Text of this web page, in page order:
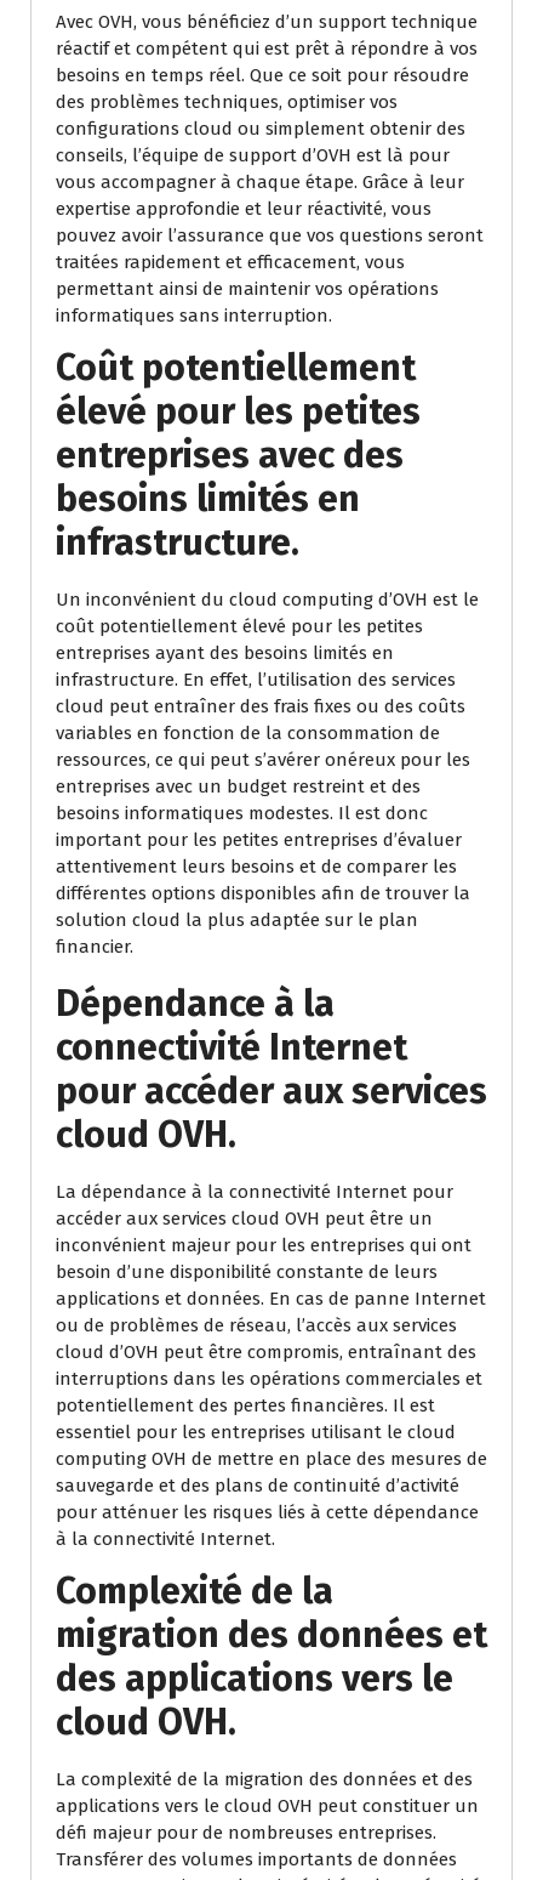
Avec OVH, vous bénéficiez d’un support technique
réactif et compétent qui est prêt à répondre à vos
besoins en temps réel. Que ce soit pour résoudre
des problèmes techniques, optimiser vos
configurations cloud ou simplement obtenir des
conseils, l’équipe de support d’OVH est là pour
vous accompagner à chaque étape. Grâce à leur
expertise approfondie et leur réactivité, vous
pouvez avoir l’assurance que vos questions seront
traitées rapidement et efficacement, vous
permettant ainsi de maintenir vos opérations
informatiques sans interruption.
Coût potentiellement
élevé pour les petites
entreprises avec des
besoins limités en
infrastructure.
Un inconvénient du cloud computing d’OVH est le
coût potentiellement élevé pour les petites
entreprises ayant des besoins limités en
infrastructure. En effet, l’utilisation des services
cloud peut entraîner des frais fixes ou des coûts
variables en fonction de la consommation de
ressources, ce qui peut s’avérer onéreux pour les
entreprises avec un budget restreint et des
besoins informatiques modestes. Il est donc
important pour les petites entreprises d’évaluer
attentivement leurs besoins et de comparer les
différentes options disponibles afin de trouver la
solution cloud la plus adaptée sur le plan
financier.
Dépendance à la
connectivité Internet
pour accéder aux services
cloud OVH.
La dépendance à la connectivité Internet pour
accéder aux services cloud OVH peut être un
inconvénient majeur pour les entreprises qui ont
besoin d’une disponibilité constante de leurs
applications et données. En cas de panne Internet
ou de problèmes de réseau, l’accès aux services
cloud d’OVH peut être compromis, entraînant des
interruptions dans les opérations commerciales et
potentiellement des pertes financières. Il est
essentiel pour les entreprises utilisant le cloud
computing OVH de mettre en place des mesures de
sauvegarde et des plans de continuité d’activité
pour atténuer les risques liés à cette dépendance
à la connectivité Internet.
Complexité de la
migration des données et
des applications vers le
cloud OVH.
La complexité de la migration des données et des
applications vers le cloud OVH peut constituer un
défi majeur pour de nombreuses entreprises.
Transférer des volumes importants de données